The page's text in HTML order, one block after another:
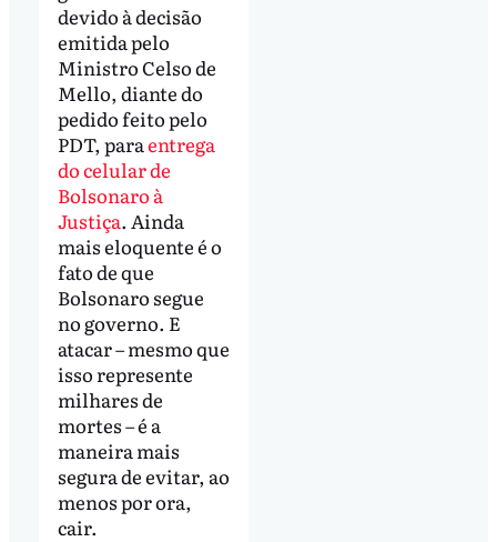
devido à decisão
emitida pelo
Ministro Celso de
Mello, diante do
pedido feito pelo
PDT, paraentrega
do celular de
Bolsonaro à
Justiça. Ainda
mais eloquente é o
fato de que
Bolsonaro segue
no governo. E
atacar – mesmo que
isso represente
milhares de
mortes – é a
maneira mais
segura de evitar, ao
menos por ora,
cair.